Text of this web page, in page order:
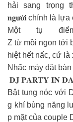
hải sang trọng
𝐧𝐠𝐮̛𝐨̛̀𝐢 chính là
Một tụ
Z từ mồi ngon tới
hiệt hết nấc, cứ là
Nhấc máy đặt
𝐃𝐉 𝐏𝐀𝐑𝐓𝐘 𝐈𝐍
Bật tung nóc với
g khí bùng năng
p mặt của couple